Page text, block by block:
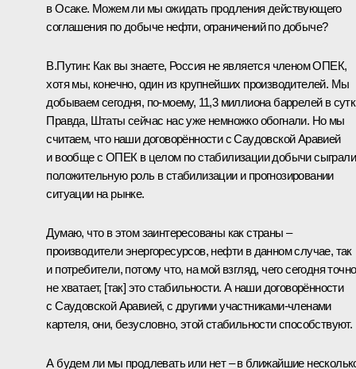
в Осаке. Можем ли мы ожидать продления действующего
соглашения по добыче нефти, ограничений по добыче?
В.Путин: Как вы знаете, Россия не является членом ОПЕК,
хотя мы, конечно, один из крупнейших производителей. Мы
добываем сегодня, по‑моему, 11,3 миллиона баррелей в
Правда, Штаты сейчас нас уже немножко обогнали. Но мы
считаем, что наши договорённости с Саудовской Аравией
и вообще с ОПЕК в целом по стабилизации добычи сыграли
положительную роль в стабилизации и прогнозировании
ситуации на рынке.
Думаю, что в этом заинтересованы как страны –
производители энергоресурсов, нефти в данном случае, так
и потребители, потому что, на мой взгляд, чего сегодня точно
не хватает, [так] это стабильности. А наши договорённости
с Саудовской Аравией, с другими участниками-членами
картеля, они, безусловно, этой стабильности способствуют.
А будем ли мы продлевать или нет – в ближайшие